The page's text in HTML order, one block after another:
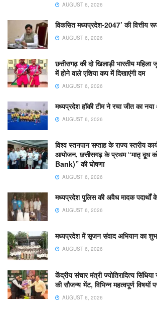
AUGUST 6, 2026
विकसित मध्यप्रदेश-2047’ की वित्तीय
AUGUST 6, 2026
छत्तीसगढ़ की दो खिलाड़ी भारतीय महिला
में होने वाले एशिया कप में दिखाएंगी दम
AUGUST 6, 2026
मध्यप्रदेश हॉकी टीम ने रचा जीत का नया
AUGUST 6, 2026
विश्व स्तनपान सप्ताह के राज्य स्तरीय
आयोजन, छत्तीसगढ़ के प्रथम “मातृ दूध
Bank)” की घोषणा
AUGUST 6, 2026
मध्यप्रदेश पुलिस की अवैध मादक पदार्थों के
AUGUST 6, 2026
मध्यप्रदेश में सृजन संवाद अभियान का
AUGUST 6, 2026
केंद्रीय संचार मंत्री ज्योतिरादित्य
की सौजन्य भेंट, विभिन्न महत्वपूर्ण विषयों
AUGUST 6, 2026